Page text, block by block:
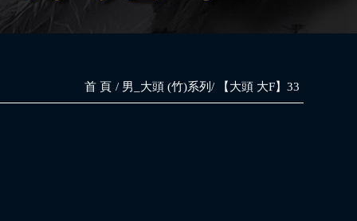
首 頁 男_大頭 (竹)系列 【大頭 大F】33